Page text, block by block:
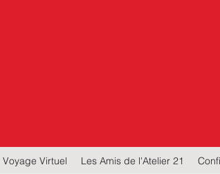
Voyage Virtuel Les Amis de l'Atelier 21